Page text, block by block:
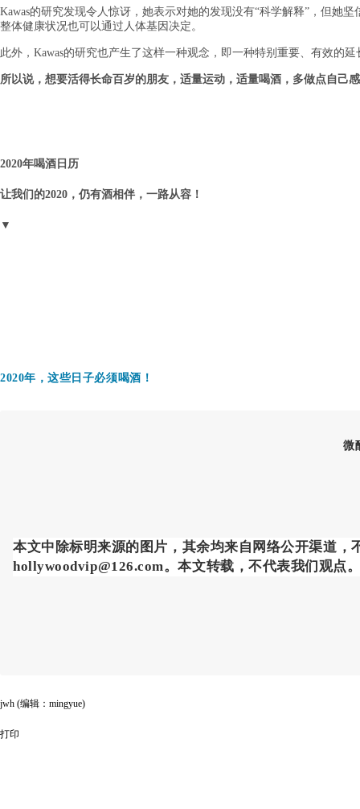
Kawas的研究发现令人惊讶，她表示对她的发现没有“科学解释”，但她
整体健康状况也可以通过人体基因决定。
此外，Kawas的研究也产生了这样一种观念，即一种特别重要、有效的
所以说，想要活得长命百岁的朋友，适量运动，适量喝酒，多做点自己
2020年喝酒日历
让我们的2020，仍有酒相伴，一路从容！
▼
2020年，这些日子必须喝酒！
微
本文中除标明来源的图片，其余均来自网络公开渠道
hollywoodvip@126.com。本文转载 ，不代表我们观点
jwh (编辑：mingyue)
打印